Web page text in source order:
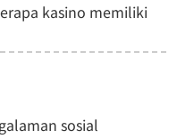
kasino memiliki
sosial